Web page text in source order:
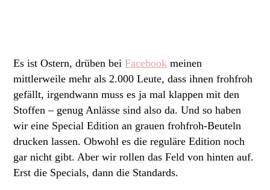
Es ist Ostern, drüben bei Facebook meinen
mittlerweile mehr als 2.000 Leute, dass ihnen frohfroh
gefällt, irgendwann muss es ja mal klappen mit den
Stoffen – genug Anlässe sind also da. Und so haben
wir eine Special Edition an grauen frohfroh-Beuteln
drucken lassen. Obwohl es die reguläre Edition noch
gar nicht gibt. Aber wir rollen das Feld von hinten auf.
Erst die Specials, dann die Standards.